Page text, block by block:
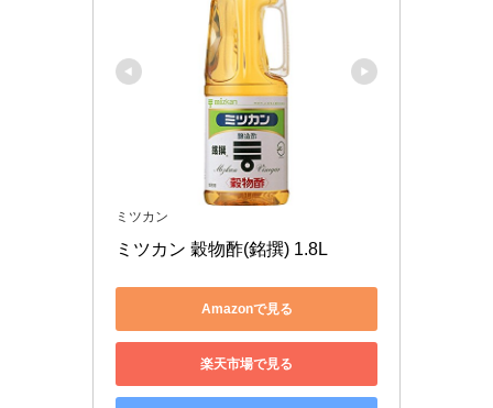
ミツカン
ミツカン 穀物酢(銘撰) 1.8L
Amazonで見る
楽天市場で見る